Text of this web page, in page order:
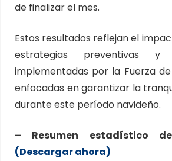
de finalizar el mes.
Estos resultados reflejan el
estrategias preventivas y
implementadas por la Fuerza
enfocadas en garantizar la
durante este período navideño.
– Resumen estadístico
(Descargar ahora)